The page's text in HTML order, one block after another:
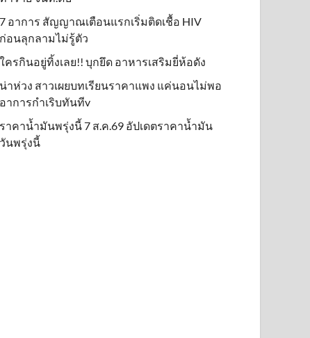
7 อาการ สัญญาณเตือนแรกเริ่มติดเชื้อ HIV
ก่อนลุกลามไม่รู้ตัว
ใครกินอยู่ทิ้งเลย!! บุกยึด อาหารเสริมยี่ห้อดัง
น่าห่วง สาวเผยบทเรียนราคาแพง แค่นอนไม่พอ
อาการกำเริบทันทีv
ราคาน้ำมันพรุ่งนี้ 7 ส.ค.69 อัปเดตราคาน้ำมัน
วันพรุ่งนี้